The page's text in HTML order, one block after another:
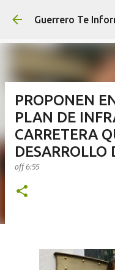
Ir al
Guerrero Te
PROPONEN
PLAN DE
CARRETERA
DESARROLLO
off6:55